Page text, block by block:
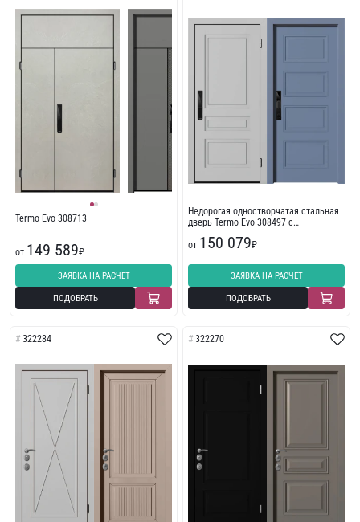
Termo Evo 308713
от 149 589₽
ЗАЯВКА НА РАСЧЕТ
ПОДОБРАТЬ
Недорогая одностворчатая стальная
дверь Termo Evo 308497 с
от 150 079₽
ЗАЯВКА НА РАСЧЕТ
ПОДОБРАТЬ
322284 322270